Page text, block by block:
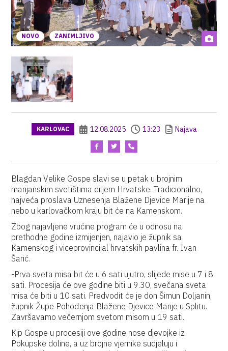
NOVO ZANIMLJIVO
KARLOVAC 12.08.2025 13:23 Najava
Blagdan Velike Gospe slavi se u petak u brojnim
marijanskim svetištima diljem Hrvatske. Tradicionalno,
najveća proslava Uznesenja Blažene Djevice Marije na
nebo u karlovačkom kraju bit će na Kamenskom.
Zbog najavljene vrućine program će u odnosu na
prethodne godine izmijenjen, najavio je župnik sa
Kamenskog i viceprovincijal hrvatskih pavlina fr. Ivan
Šarić.
-Prva sveta misa bit će u 6 sati ujutro, slijede mise u 7 i 8
sati. Procesija će ove godine biti u 9.30, svečana sveta
misa će biti u 10 sati. Predvodit će je don Šimun Doljanin,
župnik Župe Pohođenja Blažene Djevice Marije u Splitu.
Završavamo večernjom svetom misom u 19 sati.
Kip Gospe u procesiji ove godine nose djevojke iz
Pokupske doline, a uz brojne vjernike sudjeluju i